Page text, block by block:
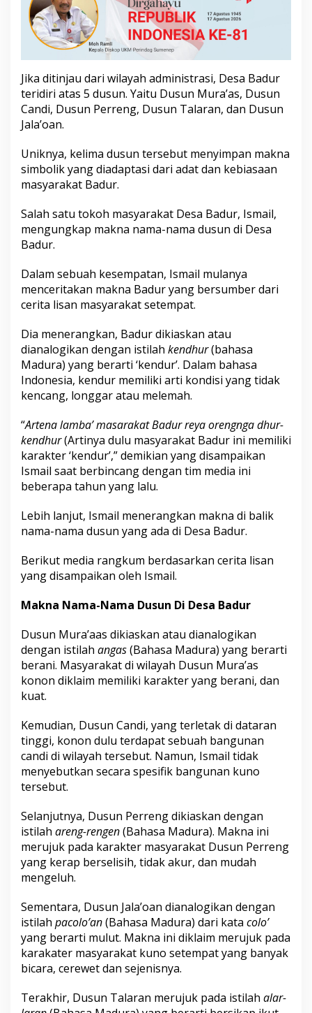
d
u
,
B
a
u
t
i
Jika ditinjau dari wilayah administrasi, Desa Badur
teridiri atas 5 dusun. Yaitu Dusun Mura’as, Dusun
Candi, Dusun Perreng, Dusun Talaran, dan Dusun
Jala’oan.
Uniknya, kelima dusun tersebut menyimpan makna
simbolik yang diadaptasi dari adat dan kebiasaan
masyarakat Badur.
Salah satu tokoh masyarakat Desa Badur, Ismail,
mengungkap makna nama-nama dusun di Desa
Badur.
Dalam sebuah kesempatan, Ismail mulanya
menceritakan makna Badur yang bersumber dari
cerita lisan masyarakat setempat.
Dia menerangkan, Badur dikiaskan atau
dianalogikan dengan istilah kendhur(bahasa
Madura) yang berarti ‘kendur’. Dalam bahasa
Indonesia, kendur memiliki arti kondisi yang tidak
kencang, longgar atau melemah.
“Artena lamba’ masarakat Badur reya orengnga dhur-
kendhur(Artinya dulu masyarakat Badur ini memiliki
karakter ‘kendur’,” demikian yang disampaikan
Ismail saat berbincang dengan tim media ini
beberapa tahun yang lalu.
Lebih lanjut, Ismail menerangkan makna di balik
nama-nama dusun yang ada di Desa Badur.
Berikut media rangkum berdasarkan cerita lisan
yang disampaikan oleh Ismail.
Makna Nama-Nama Dusun Di Desa Badur
Dusun Mura’aas dikiaskan atau dianalogikan
dengan istilah angas(Bahasa Madura) yang berarti
berani. Masyarakat di wilayah Dusun Mura’as
konon diklaim memiliki karakter yang berani, dan
kuat.
Kemudian, Dusun Candi, yang terletak di dataran
tinggi, konon dulu terdapat sebuah bangunan
candi di wilayah tersebut. Namun, Ismail tidak
menyebutkan secara spesifik bangunan kuno
tersebut.
Selanjutnya, Dusun Perreng dikiaskan dengan
istilah areng-rengen(Bahasa Madura). Makna ini
merujuk pada karakter masyarakat Dusun Perreng
yang kerap berselisih, tidak akur, dan mudah
mengeluh.
Sementara, Dusun Jala’oan dianalogikan dengan
istilah pacolo’an(Bahasa Madura) dari kata colo’
yang berarti mulut. Makna ini diklaim merujuk pada
karakater masyarakat kuno setempat yang banyak
bicara, cerewet dan sejenisnya.
Terakhir, Dusun Talaran merujuk pada istilah alar-